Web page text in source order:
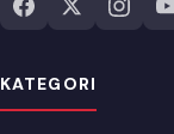
KATEGORI